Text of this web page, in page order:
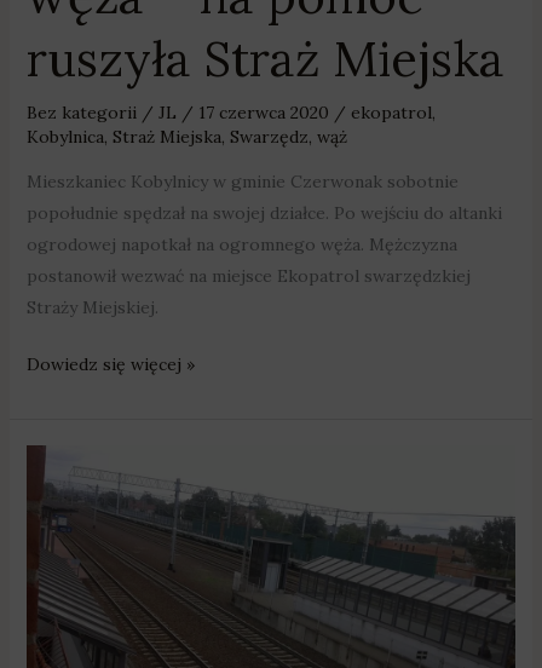
ruszyła Straż Miejska
Bez kategorii / JL / 17 czerwca 2020 / ekopatrol
Kobylnica Straż Miejska Swarzędz wąż
Mieszkaniec Kobylnicy w gminie Czerwonak sobotnie
popołudnie spędzał na swojej działce. Po wejściu do altanki
ogrodowej napotkał na ogromnego węża. Mężczyzna
postanowił wezwać na miejsce Ekopatrol swarzędzkiej
Straży Miejskiej.
Dowiedz się więcej »
Strażnicy
uratowali
życie
12-
latce